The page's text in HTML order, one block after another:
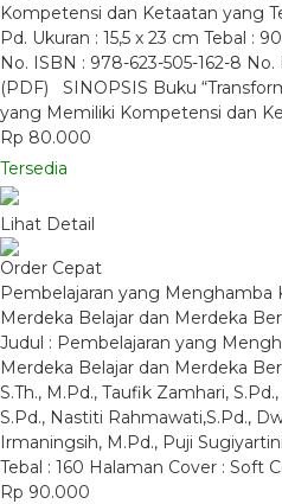
Kompetensi dan Ketaatan yang
Pd. Ukuran : 15,5 x 23 cm Tebal :
No. ISBN : 978-623-505-162-8
(PDF) SINOPSIS Buku
yang Memiliki Kompetensi dan
Rp 80.000
Tersedia
Lihat Detail
Order Cepat
Pembelajaran yang Menghamba
Merdeka Belajar dan Merdeka
Judul : Pembelajaran yang
Merdeka Belajar dan Merdeka
S.Th., M.Pd., Taufik Zamhari,
S.Pd., Nastiti Rahmawati,S.Pd.,
Irmaningsih, M.Pd., Puji
Tebal : 160 Halaman Cover : Soft
Rp 90.000